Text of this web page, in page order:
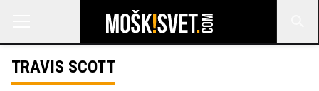
TRAVIS SCOTT